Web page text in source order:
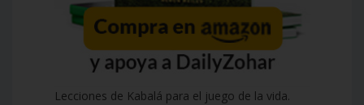
Lecciones de Kabalá para el juego de la vida.